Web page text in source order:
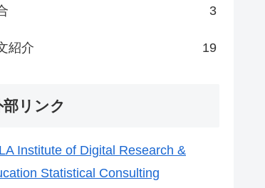
3
紹介 19
部リンク
Institute of Digital Research &
Statistical Consulting